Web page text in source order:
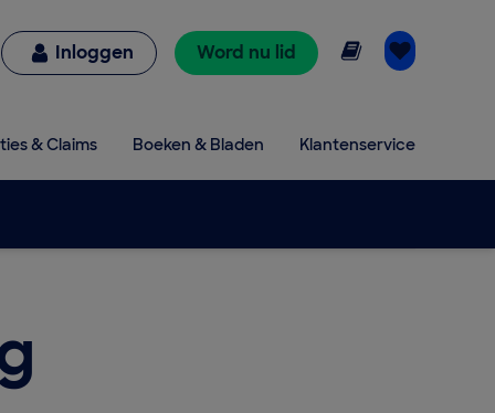
Inloggen Word nu lid Online lezen
& Claims Boeken & Bladen Klantenservice